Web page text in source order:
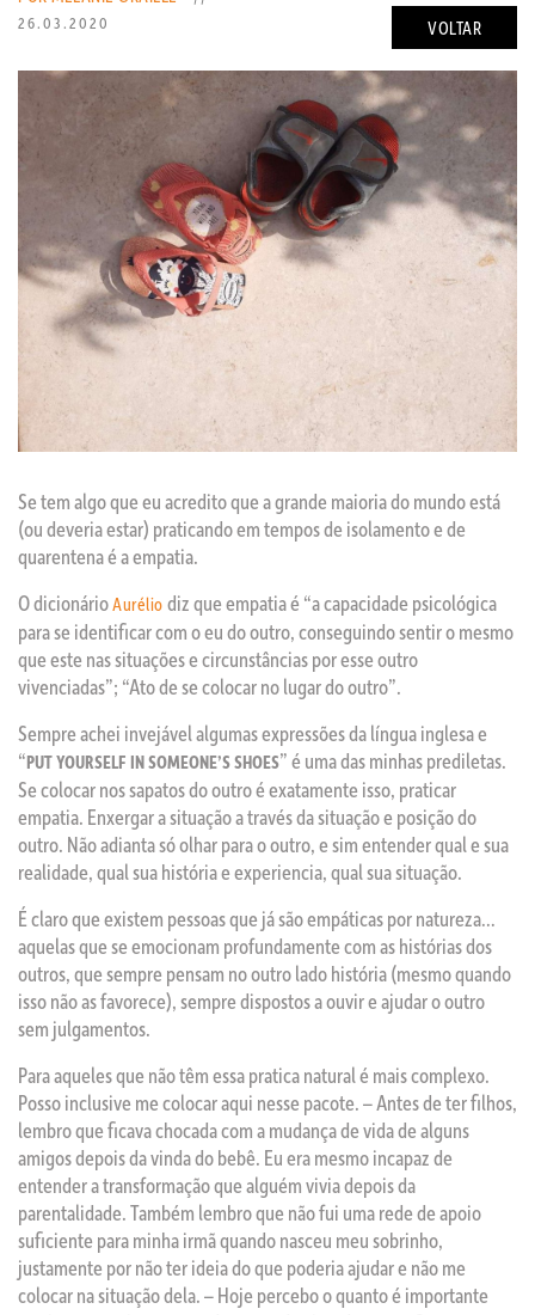
VOLTAR
26.03.2020
Se tem algo que eu acredito que a grande maioria do mundo está
(ou deveria estar) praticando em tempos de isolamento e de
quarentena é a empatia.
O dicionárioAurélio diz que empatia é “a capacidade psicológica
para se identificar com o eu do outro, conseguindo sentir o mesmo
que este nas situações e circunstâncias por esse outro
vivenciadas”; “Ato de se colocar no lugar do outro”.
Sempre achei invejável algumas expressões da língua inglesa e
“PUT YOURSELF IN SOMEONE’S SHOES” é uma das minhas prediletas.
Se colocar nos sapatos do outro é exatamente isso, praticar
empatia. Enxergar a situação a través da situação e posição do
outro. Não adianta só olhar para o outro, e sim entender qual e sua
realidade, qual sua história e experiencia, qual sua situação.
É claro que existem pessoas que já são empáticas por natureza…
aquelas que se emocionam profundamente com as histórias dos
outros, que sempre pensam no outro lado história (mesmo quando
isso não as favorece), sempre dispostos a ouvir e ajudar o outro
sem julgamentos.
Para aqueles que não têm essa pratica natural é mais complexo.
Posso inclusive me colocar aqui nesse pacote. – Antes de ter filhos,
lembro que ficava chocada com a mudança de vida de alguns
amigos depois da vinda do bebê. Eu era mesmo incapaz de
entender a transformação que alguém vivia depois da
parentalidade. Também lembro que não fui uma rede de apoio
suficiente para minha irmã quando nasceu meu sobrinho,
justamente por não ter ideia do que poderia ajudar e não me
colocar na situação dela. – Hoje percebo o quanto é importante